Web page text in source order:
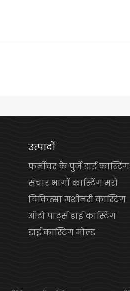
उत्पादों
फर्नीचर के पुर्जे डाई कास्टिंग
संचार भागों कास्टिंग मरो
चिकित्सा मशीनरी कास्टिंग
ऑटो पार्ट्स डाई कास्टिंग
डाई कास्टिंग मोल्ड